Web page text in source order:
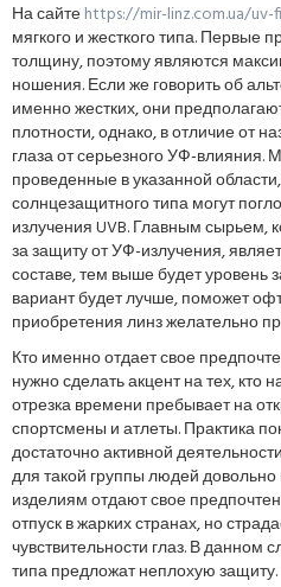
На сайтеhttps://mir-linz.com.ua/uv-
мягкого и жесткого типа. Первые
толщину, поэтому являются
ношения. Если же говорить об
именно жестких, они
плотности, однако, в отличие от
глаза от серьезного УФ-
проведенные в указанной
солнцезащитного типа могут
излучения UVB. Главным сырьем,
за защиту от УФ-излучения,
составе, тем выше будет уровень
вариант будет лучше, поможет
приобретения линз желательно
Кто именно отдает свое
нужно сделать акцент на тех, кто
отрезка времени пребывает на
спортсмены и атлеты. Практика
достаточно активной
для такой группы людей
изделиям отдают свое
отпуск в жарких странах, но
чувствительности глаз. В данном
типа предложат неплохую защиту.